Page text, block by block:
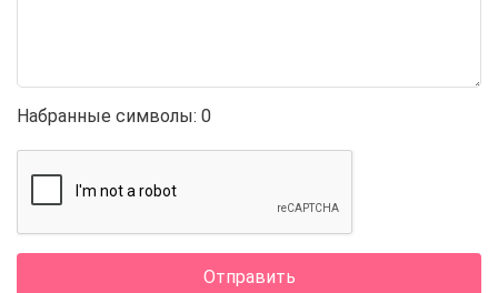
Набранные символы: 0
Отправить